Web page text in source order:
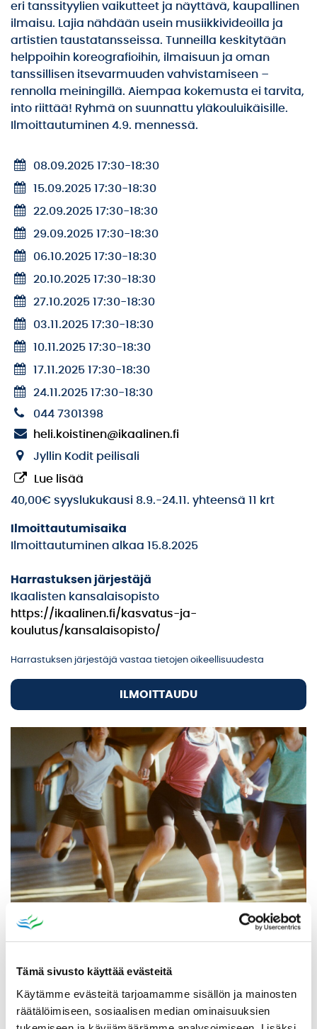
Tämä sivusto käyttää evästeitä
Käytämme evästeitä tarjoamamme sisällön ja mainosten
räätälöimiseen, sosiaalisen median ominaisuuksien
eri tanssityylien vaikutteet ja näyttävä, kaupallinen
ilmaisu. Lajia nähdään usein musiikkivideoilla ja
artistien taustatansseissa. Tunneilla keskitytään
helppoihin koreografioihin, ilmaisuun ja oman
tanssillisen itsevarmuuden vahvistamiseen –
rennolla meiningillä. Aiempaa kokemusta ei tarvita,
into riittää! Ryhmä on suunnattu yläkouluikäisille.
Ilmoittautuminen 4.9. mennessä.
08.09.2025 17:30-18:30
15.09.2025 17:30-18:30
22.09.2025 17:30-18:30
29.09.2025 17:30-18:30
06.10.2025 17:30-18:30
20.10.2025 17:30-18:30
27.10.2025 17:30-18:30
03.11.2025 17:30-18:30
10.11.2025 17:30-18:30
17.11.2025 17:30-18:30
24.11.2025 17:30-18:30
044 7301398
heli.koistinen@ikaalinen.fi
Jyllin Kodit peilisali
Lue lisää
40,00€ syyslukukausi 8.9.-24.11. yhteensä 11 krt
Ilmoittautumisaika
Ilmoittautuminen alkaa 15.8.2025
Harrastuksen järjestäjä
Ikaalisten kansalaisopisto
https://ikaalinen.fi/kasvatus-ja-
koulutus/kansalaisopisto/
Harrastuksen järjestäjä vastaa tietojen oikeellisuudesta
ILMOITTAUDU
Katso myös